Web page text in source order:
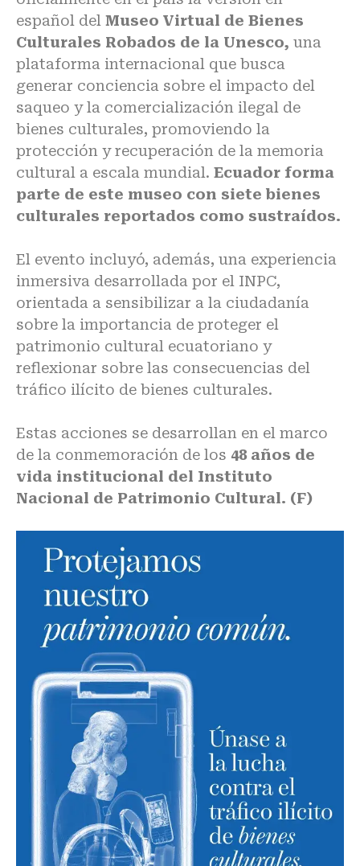
español del Museo Virtual de Bienes
Culturales Robados de la Unesco, una
plataforma internacional que busca
generar conciencia sobre el impacto del
saqueo y la comercialización ilegal de
bienes culturales, promoviendo la
protección y recuperación de la memoria
cultural a escala mundial. Ecuador forma
parte de este museo con siete bienes
culturales reportados como sustraídos.
El evento incluyó, además, una experiencia
inmersiva desarrollada por el INPC,
orientada a sensibilizar a la ciudadanía
sobre la importancia de proteger el
patrimonio cultural ecuatoriano y
reflexionar sobre las consecuencias del
tráfico ilícito de bienes culturales.
Estas acciones se desarrollan en el marco
de la conmemoración de los 48 años de
vida institucional del Instituto
Nacional de Patrimonio Cultural. (F)